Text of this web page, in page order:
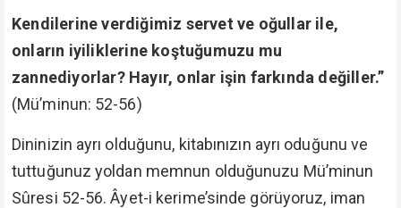
Kendilerine verdiğimiz servet ve oğullar ile,
onların iyiliklerine koştuğumuzu mu
zannediyorlar? Hayır, onlar işin farkında değiller.”
(Mü’minun: 52-56)
Dininizin ayrı olduğunu, kitabınızın ayrı oduğunu ve
tuttuğunuz yoldan memnun olduğunuzu Mü’minun
Sûresi 52-56. Âyet-i kerime’sinde görüyoruz, iman